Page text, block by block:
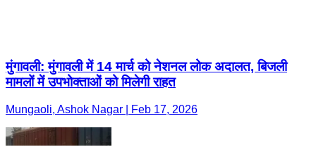
मुंगावली: मुंगावली में 14 मार्च को नेशनल लोक अदालत, बिजली
मामलों में उपभोक्ताओं को मिलेगी राहत
Mungaoli, Ashok Nagar | Feb 17, 2026